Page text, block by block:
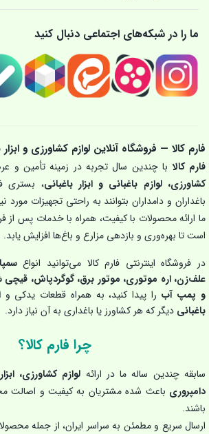
ما را در شبکه‌های اجتماعی دنبال کنید
فارم کالا — فروشگاه آنلاین لوازم کشاورزی و ابزار
فارم کالا با چندین سال تجربه در زمینه تأمین و
کشاورزی، لوازم باغبانی و ابزار باغبانی، بستری
باغداران و دامداران بتوانند به راحتی تجهیزات مورد
ما ارائه محصولات با کیفیت، همراه با خدمات پس
است تا بهره‌وری و بازدهی مزارع و باغ‌ها افزایش یابد.
در فروشگاه اینترنتی فارم کالا می‌توانید انواع
علف‌زن، اره موتوری، موتور برق، گوگردپاش،
و پمپ آب را پیدا کنید، به همراه قطعات یدکی و
باغبانی دیگر که هر کشاورز یا باغداری به آن نیاز دارد.
چرا فارم کالا؟
سابقه چندین ساله ما در ارائه لوازم کشاورزی،
دامپروری باعث شده مشتریان به کیفیت و اصالت
باشند.
ارسال سریع و مطمئن به سراسر ایران، از جمله